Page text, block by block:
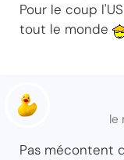
Pour le coup
tout le monde
le
Pas mécontent